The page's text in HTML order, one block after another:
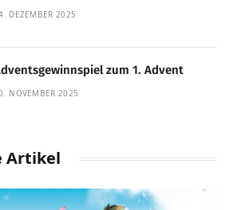
DEZEMBER 2025
zum 1. Advent
NOVEMBER 2025
Artikel